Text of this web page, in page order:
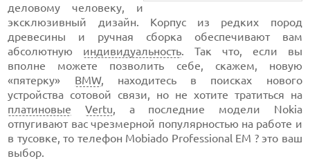
деловому человеку, и
эксклюзивный дизайн. Корпус из редких пород
древесины и ручная сборка обеспечивают вам
абсолютную индивидуальность. Так что, если вы
вполне можете позволить себе, скажем, новую
«пятерку» BMW, находитесь в поисках нового
устройства сотовой связи, но не хотите тратиться на
платиновые
Vertu, а последние модели Nokia
отпугивают вас чрезмерной популярностью на работе и
в тусовке, то телефон Mobiado Professional EM ? это ваш
выбор.